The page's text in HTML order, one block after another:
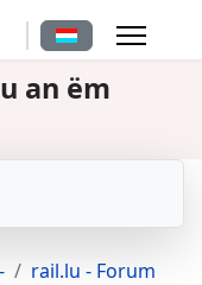
Sprache
an ëm
rail.lu - Forum